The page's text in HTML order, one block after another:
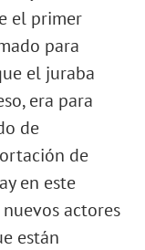
el primer
para
el juraba
era para
de
de
en este
actores
están